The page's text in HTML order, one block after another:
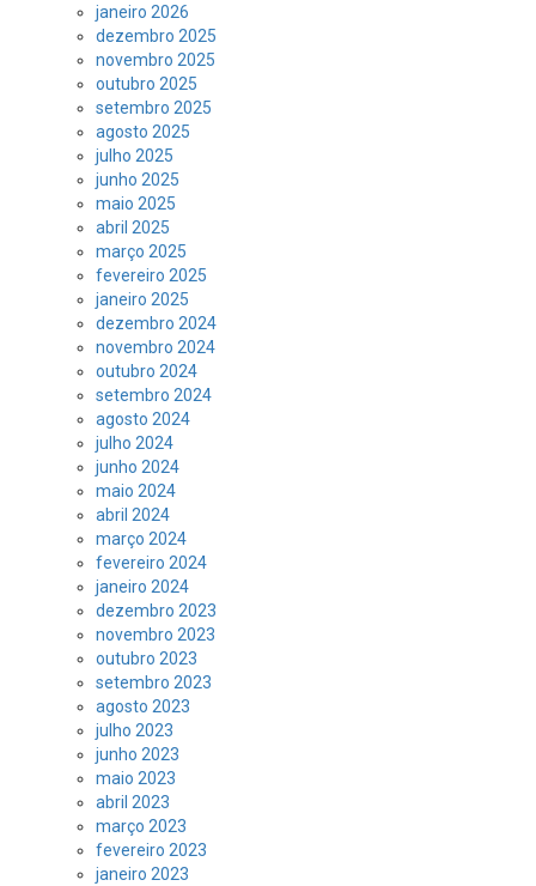
janeiro 2026
dezembro 2025
novembro 2025
outubro 2025
setembro 2025
agosto 2025
julho 2025
junho 2025
maio 2025
abril 2025
março 2025
fevereiro 2025
janeiro 2025
dezembro 2024
novembro 2024
outubro 2024
setembro 2024
agosto 2024
julho 2024
junho 2024
maio 2024
abril 2024
março 2024
fevereiro 2024
janeiro 2024
dezembro 2023
novembro 2023
outubro 2023
setembro 2023
agosto 2023
julho 2023
junho 2023
maio 2023
abril 2023
março 2023
fevereiro 2023
janeiro 2023